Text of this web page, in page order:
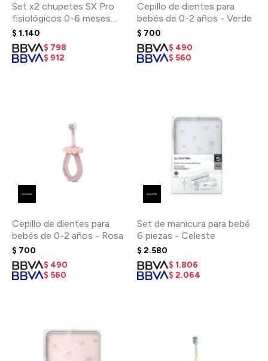
Set x2 chupetes SX Pro
fisiológicos 0-6 meses
Brilla en la oscuridad
$ 1.140
$ 798
$ 912
Cepillo de dientes para
bebés de 0-2 años - Verde
$ 700
$ 490
$ 560
Cepillo de dientes para
bebés de 0-2 años - Rosa
$ 700
$ 490
$ 560
Set de manicura para bebé
6 piezas - Celeste
$ 2.580
$ 1.806
$ 2.064